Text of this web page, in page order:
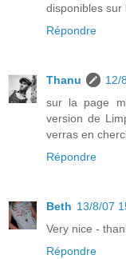
disponibles sur
Répondre
Thanu
12/
sur la page
version de
verras en
Répondre
Beth 13/8/07
Very nice -
Répondre